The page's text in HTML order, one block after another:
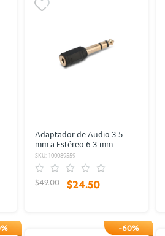
Adaptador de Audio 3.5
mm a Estéreo 6.3 mm
RadioShack / Negro
SKU: 100089559
$49.00 $24.50
-60%